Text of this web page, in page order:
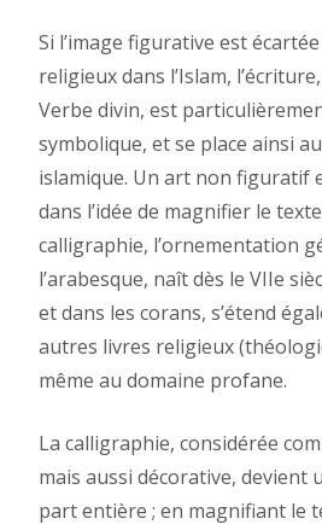
Si l’image figurative est
religieux dans l’Islam,
Verbe divin, est
symbolique, et se place ainsi
islamique. Un art non figuratif
dans l’idée de magnifier le
calligraphie, l’ornementation
l’arabesque, naît dès le VIIe
et dans les corans, s’étend
autres livres religieux
même au domaine profane.
La calligraphie, considérée
mais aussi décorative, devient
part entière ; en magnifiant le